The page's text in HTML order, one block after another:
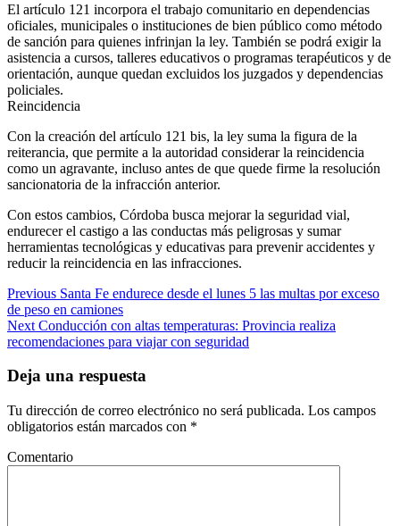
El artículo 121 incorpora el trabajo comunitario en dependencias
oficiales, municipales o instituciones de bien público como método
de sanción para quienes infrinjan la ley. También se podrá exigir la
asistencia a cursos, talleres educativos o programas terapéuticos y de
orientación, aunque quedan excluidos los juzgados y dependencias
policiales.
Reincidencia
Con la creación del artículo 121 bis, la ley suma la figura de la
reiterancia, que permite a la autoridad considerar la reincidencia
como un agravante, incluso antes de que quede firme la resolución
sancionatoria de la infracción anterior.
Con estos cambios, Córdoba busca mejorar la seguridad vial,
endurecer el castigo a las conductas más peligrosas y sumar
herramientas tecnológicas y educativas para prevenir accidentes y
reducir la reincidencia en las infracciones.
Previous Santa Fe endurece desde el lunes 5 las multas por exceso
de peso en camiones
Next Conducción con altas temperaturas: Provincia realiza
recomendaciones para viajar con seguridad
Deja una respuesta
Tu dirección de correo electrónico no será publicada. Los campos
obligatorios están marcados con *
Comentario